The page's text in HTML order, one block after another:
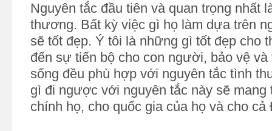
Nguyên tắc đầu tiên và quan trọng nhất
thương. Bất kỳ việc gì họ làm dựa trên
sẽ tốt đẹp. Ý tôi là những gì tốt đẹp cho
đến sự tiến bộ cho con người, bảo vệ
sống đều phù hợp với nguyên tắc tình
gì đi ngược với nguyên tắc này sẽ mang
chính họ, cho quốc gia của họ và cho